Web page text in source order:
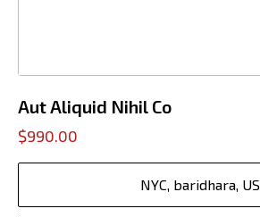
Aut Aliquid Nihil Co
$990.00
NYC, baridhara, US